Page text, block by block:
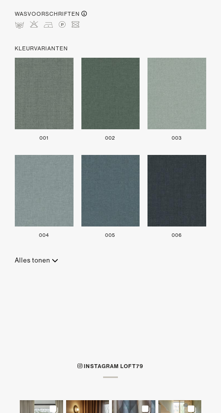
WASVOORSCHRIFTEN
mHDLU
KLEURVARIANTEN
001 002 003
004 005 006
Alles tonen
INSTAGRAM LOFT79